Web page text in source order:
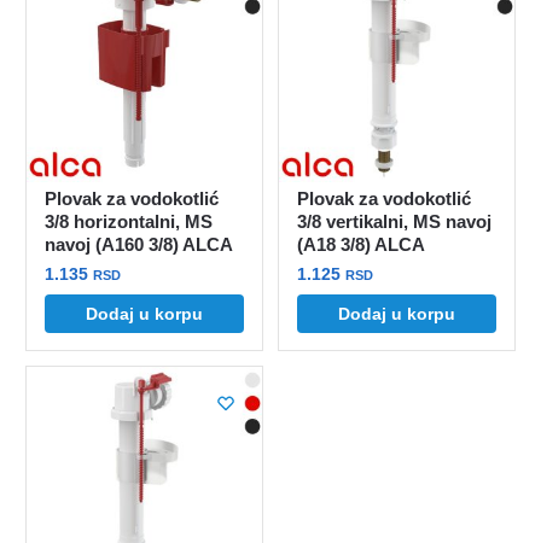
Plovak za vodokotlić
3/8 horizontalni, MS
navoj (A160 3/8) ALCA
1.135RSD
Dodaj u korpu
Plovak za vodokotlić
3/8 vertikalni, MS navoj
(A18 3/8) ALCA
1.125RSD
Dodaj u korpu